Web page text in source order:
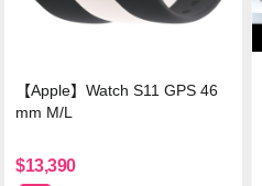
【Apple】Watch S11 GPS 46
mm M/L
$13,390